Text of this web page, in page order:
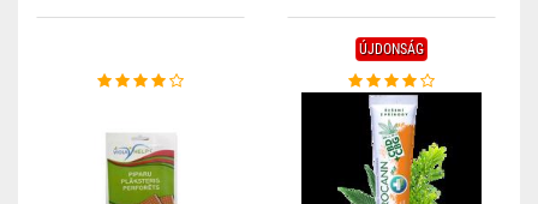
ÚJDONSÁG